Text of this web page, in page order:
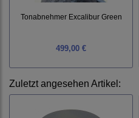
Tonabnehmer Excalibur Green
499,00 €
Zuletzt angesehen Artikel: